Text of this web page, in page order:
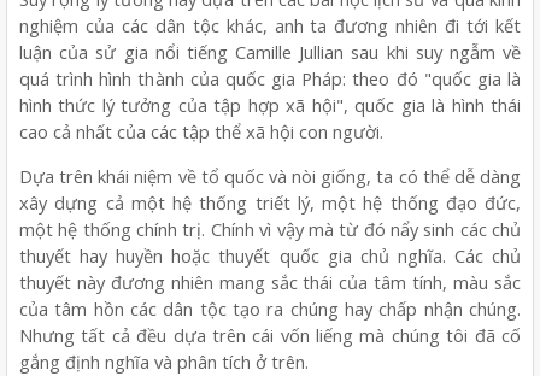
nghiệm của các dân tộc khác, anh ta đương nhiên đi tới kết
luận của sử gia nổi tiếng Camille Jullian sau khi suy ngẫm về
quá trình hình thành của quốc gia Pháp: theo đó "quốc gia là
hình thức lý tưởng của tập hợp xã hội", quốc gia là hình thái
cao cả nhất của các tập thể xã hội con người.
Dựa trên khái niệm về tổ quốc và nòi giống, ta có thể dễ dàng
xây dựng cả một hệ thống triết lý, một hệ thống đạo đức,
một hệ thống chính trị. Chính vì vậy mà từ đó nẩy sinh các chủ
thuyết hay huyền hoặc thuyết quốc gia chủ nghĩa. Các chủ
thuyết này đương nhiên mang sắc thái của tâm tính, màu sắc
của tâm hồn các dân tộc tạo ra chúng hay chấp nhận chúng.
Nhưng tất cả đều dựa trên cái vốn liếng mà chúng tôi đã cố
gắng định nghĩa và phân tích ở trên.